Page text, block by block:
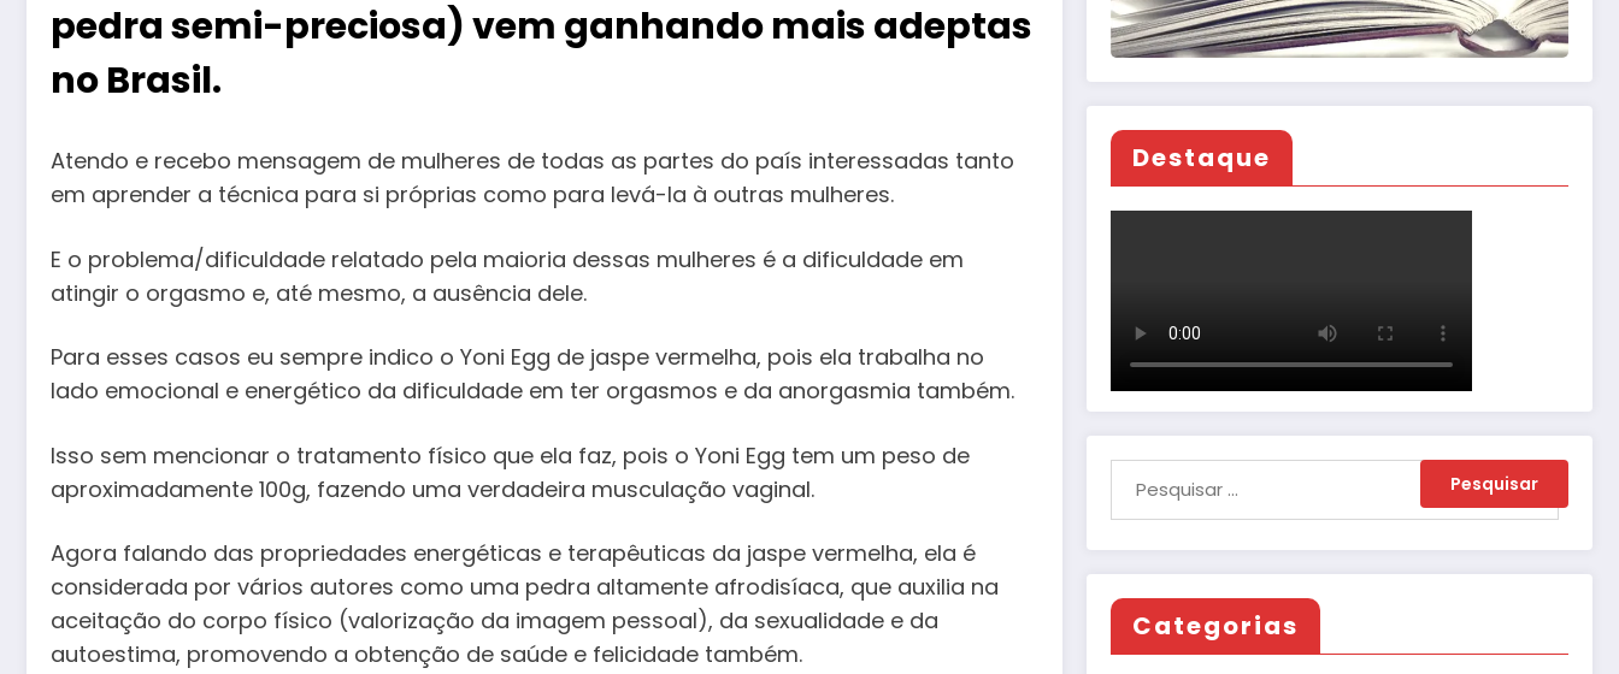
pedra semi-preciosa) vem ganhando mais adeptas
no Brasil.
Atendo e recebo mensagem de mulheres de todas as partes do país interessadas tanto
em aprender a técnica para si próprias como para levá-la à outras mulheres.
E o problema/dificuldade relatado pela maioria dessas mulheres é a dificuldade em
atingir o orgasmo e, até mesmo, a ausência dele.
Para esses casos eu sempre indico o Yoni Egg de jaspe vermelha, pois ela trabalha no
lado emocional e energético da dificuldade em ter orgasmos e da anorgasmia também.
Isso sem mencionar o tratamento físico que ela faz, pois o Yoni Egg tem um peso de
aproximadamente 100g, fazendo uma verdadeira musculação vaginal.
Agora falando das propriedades energéticas e terapêuticas da jaspe vermelha, ela é
considerada por vários autores como uma pedra altamente afrodisíaca, que auxilia na
aceitação do corpo físico (valorização da imagem pessoal), da sexualidade e da
autoestima, promovendo a obtenção de saúde e felicidade também.
Destaque
Categorias